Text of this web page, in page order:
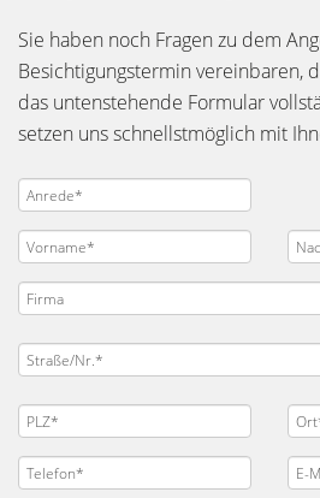
Sie haben noch Fragen zu dem
Besichtigungstermin vereinbaren,
das untenstehende Formular
setzen uns schnellstmöglich mit